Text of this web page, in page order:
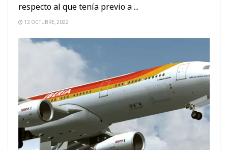
respecto al que tenía previo a ...
12 OCTUBRE, 2022